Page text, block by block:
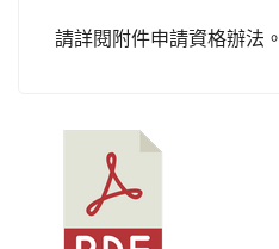
請詳閱附件申請資格辦法。